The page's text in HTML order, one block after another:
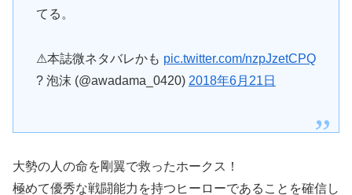
てる。
⚠本誌微ネタバレかも pic.twitter.com/nzpJzetCPQ
? 泡沫 (@awadama_0420) 2018年6月21日
大勢の人の命を剛翼で救ったホークス！
極めて優秀な戦闘能力を持つヒーローであることを確信し